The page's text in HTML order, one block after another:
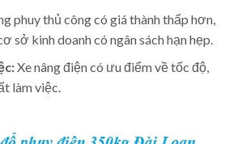
phuy thủ công có giá thành thấp hơn,
sở kinh doanh có ngân sách hạn hẹp.
Xe nâng điện có ưu điểm về tốc độ,
làm việc.